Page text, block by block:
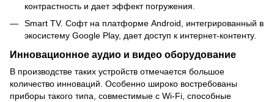
контрастность и дает эффект погружения.
Smart TV. Софт на платформе Android, интегрированный в
экосистему Google Play, дает доступ к интернет-контенту.
Инновационное аудио и видео оборудование
В производстве таких устройств отмечается большое
количество инноваций. Особенно широко востребованы
приборы такого типа, совместимые с Wi-Fi, способные